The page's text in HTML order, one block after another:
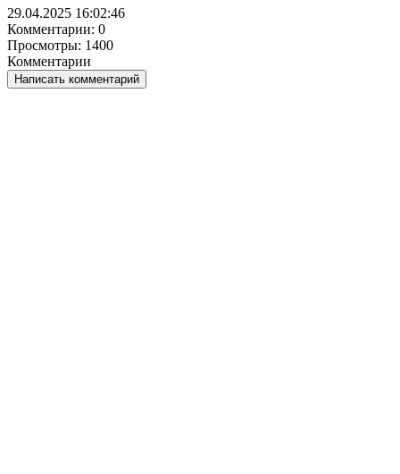
29.04.2025 16:02:46
Комментарии: 0
Просмотры: 1400
Комментарии
Написать комментарий